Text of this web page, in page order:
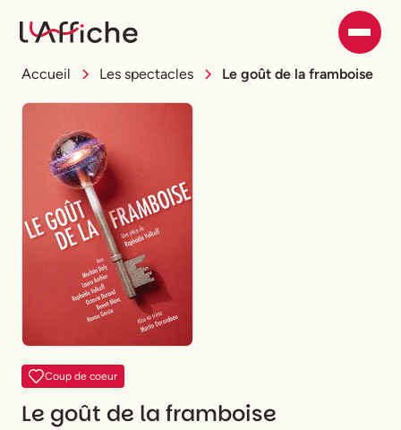
Accueil Les spectacles Le goût de la framboise
Coup de coeur
Le goût de la framboise